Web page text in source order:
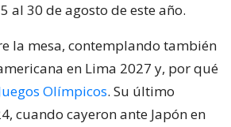
al 30 de agosto de este año.
la mesa, contemplando también
en Lima 2027 y, por qué
Olímpicos. Su último
cuando cayeron ante Japón en